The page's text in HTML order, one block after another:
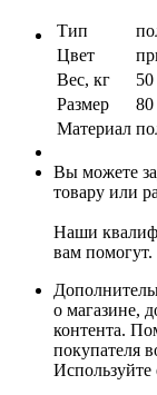
Тип
Цвет
Вес, кг
50
Размер
Материал
Вы можете
товару или
Наши
вам помогут.
о магазине,
контента.
покупателя